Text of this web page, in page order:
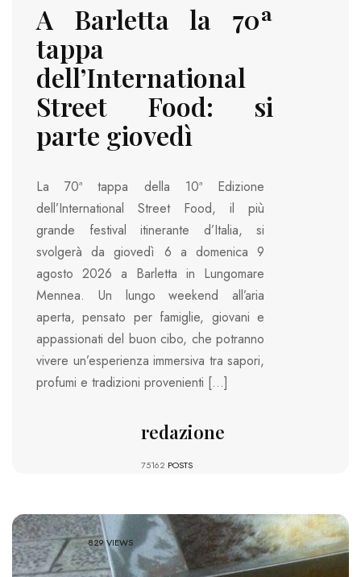
A Barletta la 70ª
tappa
dell’International
Street Food: si
parte giovedì
La 70ª tappa della 10ª Edizione
dell’International Street Food, il più
grande festival itinerante d’Italia, si
svolgerà da giovedì 6 a domenica 9
agosto 2026 a Barletta in Lungomare
Mennea. Un lungo weekend all’aria
aperta, pensato per famiglie, giovani e
appassionati del buon cibo, che potranno
vivere un’esperienza immersiva tra sapori,
profumi e tradizioni provenienti […]
redazione
75162 POSTS
829 VIEWS